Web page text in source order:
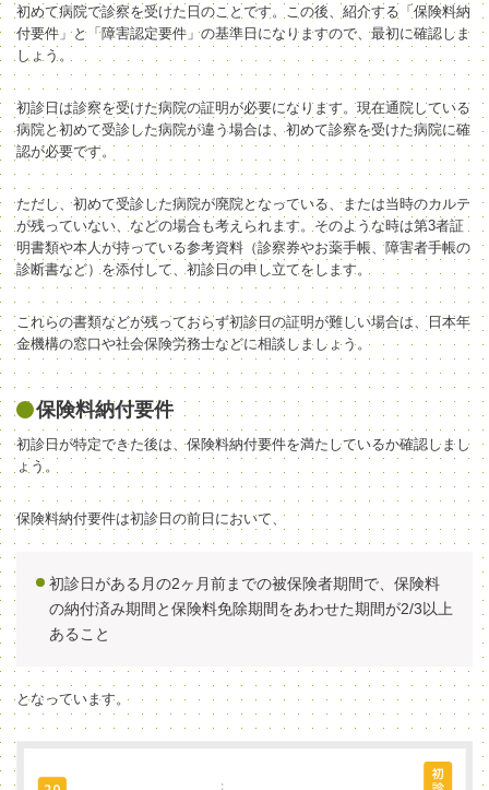
初めて病院で診察を受けた日のことです。この後、紹介する「保険料納
付要件」と「障害認定要件」の基準日になりますので、最初に確認しま
しょう。
初診日は診察を受けた病院の証明が必要になります。現在通院している
病院と初めて受診した病院が違う場合は、初めて診察を受けた病院に確
認が必要です。
ただし、初めて受診した病院が廃院となっている、または当時のカルテ
が残っていない、などの場合も考えられます。そのような時は第3者証
明書類や本人が持っている参考資料（診察券やお薬手帳、障害者手帳の
診断書など）を添付して、初診日の申し立てをします。
これらの書類などが残っておらず初診日の証明が難しい場合は、日本年
金機構の窓口や社会保険労務士などに相談しましょう。
保険料納付要件
初診日が特定できた後は、保険料納付要件を満たしているか確認しまし
ょう。
保険料納付要件は初診日の前日において、
初診日がある月の2ヶ月前までの被保険者期間で、保険料
の納付済み期間と保険料免除期間をあわせた期間が2/3以上
あること
となっています。